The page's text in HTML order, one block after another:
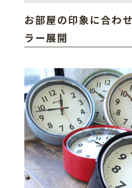
お部屋の印象に合わ
ラー展開